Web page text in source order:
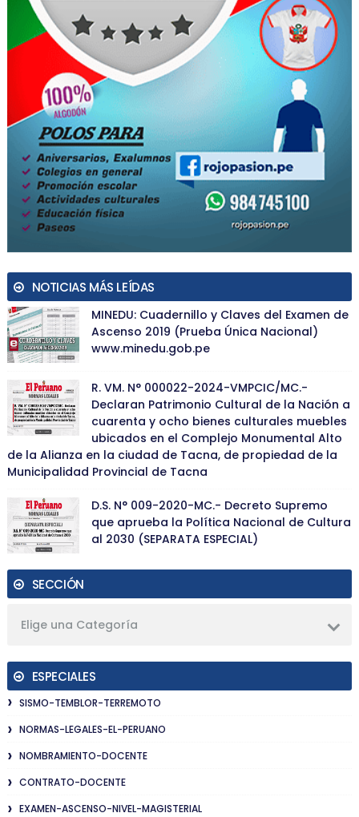
NOTICIAS MÁS LEÍDAS
MINEDU: Cuadernillo y Claves del Examen de
Ascenso 2019 (Prueba Única Nacional)
www.minedu.gob.pe
R. VM. N° 000022-2024-VMPCIC/MC.-
Declaran Patrimonio Cultural de la Nación a
cuarenta y ocho bienes culturales muebles
ubicados en el Complejo Monumental Alto
de la Alianza en la ciudad de Tacna, de propiedad de la
Municipalidad Provincial de Tacna
D.S. N° 009-2020-MC.- Decreto Supremo
que aprueba la Política Nacional de Cultura
al 2030 (SEPARATA ESPECIAL)
SECCIÓN
Elige una Categoría
ESPECIALES
SISMO-TEMBLOR-TERREMOTO
NORMAS-LEGALES-EL-PERUANO
NOMBRAMIENTO-DOCENTE
CONTRATO-DOCENTE
EXAMEN-ASCENSO-NIVEL-MAGISTERIAL